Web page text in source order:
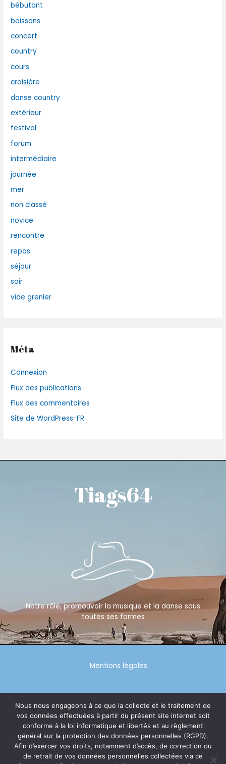
bébutant
boissons
concert
country
cours
croisière
danse country
extérieur
festival
forum
intermédiaire
journée
mer
non classé
novice
rencontre
repas
séjour
soir
vide grenier
Méta
Connexion
Flux des publications
Flux des commentaires
Site de WordPress-FR
Tiags64
Notre rôle, promouvoir la musique et la danse sous
toutes ses formes
Mentions légales
Politique de confidentialité
© 2026 tiags64
Nous nous engageons à ce que la collecte et le traitement de
vos données effectuées à partir du présent site internet soit
conforme à la loi informatique et libertés et au règlement
général sur la protection des données personnelles (RGPD).
Afin d’exercer vos droits, notamment d’accès, de correction ou
de retrait de vos données personnelles collectées via ce